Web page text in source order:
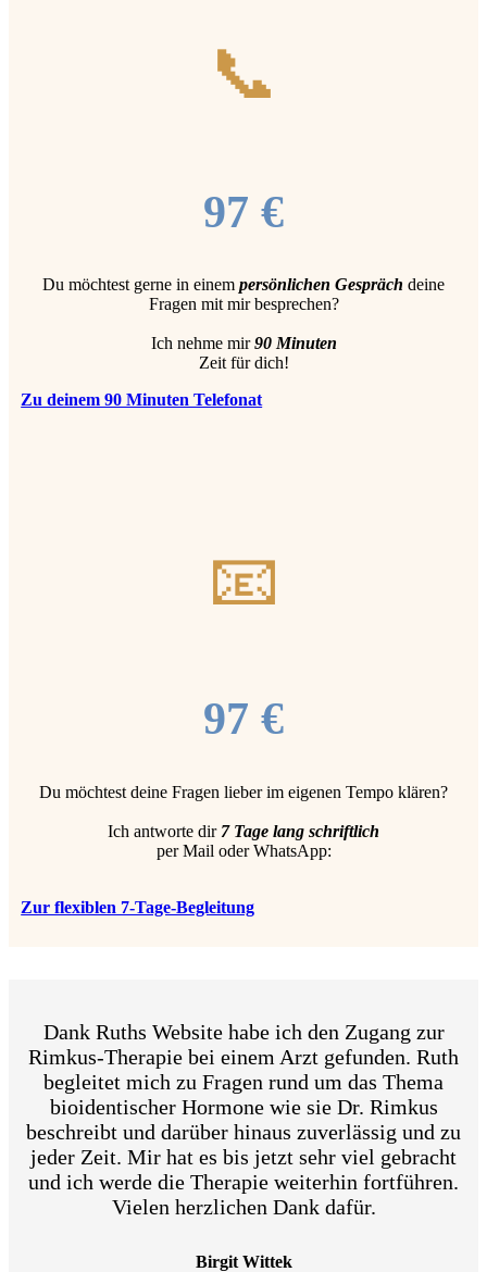
📞
97 €
Du möchtest gerne in einem persönlichen Gespräch deine
Fragen mit mir besprechen?
Ich nehme mir90 Minuten
Zeit für dich!
Zu deinem 90 Minuten Telefonat
📧
97 €
Du möchtest deine Fragen lieber im eigenen Tempo klären?
Ich antworte dir 7 Tage lang schriftlich
per Mail oder WhatsApp:
Zur flexiblen 7-Tage-Begleitung
Dank Ruths Website habe ich den Zugang zur
Rimkus-Therapie bei einem Arzt gefunden. Ruth
begleitet mich zu Fragen rund um das Thema
bioidentischer Hormone wie sie Dr. Rimkus
beschreibt und darüber hinaus zuverlässig und zu
jeder Zeit. Mir hat es bis jetzt sehr viel gebracht
und ich werde die Therapie weiterhin fortführen.
Vielen herzlichen Dank dafür.
Birgit Wittek